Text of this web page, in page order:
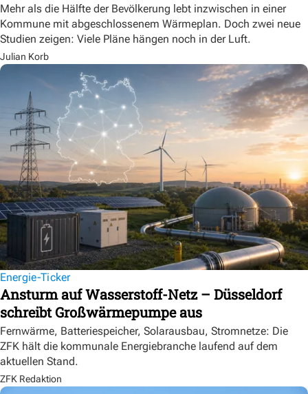
Mehr als die Hälfte der Bevölkerung lebt inzwischen in einer
Kommune mit abgeschlossenem Wärmeplan. Doch zwei neue
Studien zeigen: Viele Pläne hängen noch in der Luft.
Julian Korb
Energie-Ticker
Ansturm auf Wasserstoff-Netz – Düsseldorf
schreibt Großwärmepumpe aus
Fernwärme, Batteriespeicher, Solarausbau, Stromnetze: Die
ZFK hält die kommunale Energiebranche laufend auf dem
aktuellen Stand.
ZFK Redaktion